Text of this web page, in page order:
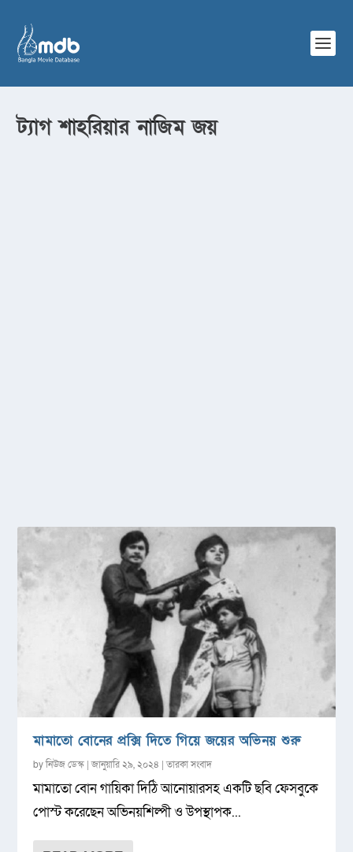
ট্যাগশাহরিয়ার নাজিম জয়
মামাতো বোনের প্রক্সি দিতে গিয়ে জয়ের অভিনয় শুরু
byনিউজ ডেস্ক |জানুয়ারি ২৯, ২০২৪ |তারকা সংবাদ
মামাতো বোন গায়িকা দিঠি আনোয়ারসহ একটি ছবি ফেসবুকে
পোস্ট করেছেন অভিনয়শিল্পী ও উপস্থাপক...